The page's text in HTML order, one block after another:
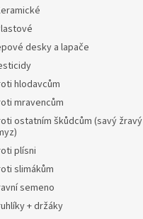
desky a lapače
hlodavcům
mravencům
ostatním škůdcům (savý žravý
plísni
slimákům
semeno
+ držáky